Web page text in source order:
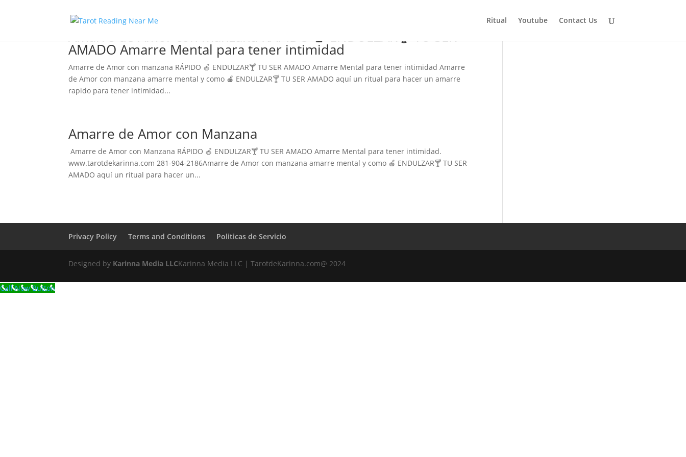
Ritual Youtube Contact Us
Amarre de Amor con manzana RÁPIDO 🍎 ENDULZAR🍸 TU SER
AMADO Amarre Mental para tener intimidad
Amarre de Amor con manzana RÁPIDO 🍎 ENDULZAR🍸 TU SER AMADO Amarre Mental para tener intimidad Amarre
de Amor con manzana amarre mental y como 🍎 ENDULZAR🍸 TU SER AMADO aquí un ritual para hacer un amarre
rapido para tener intimidad...
Amarre de Amor con Manzana
Amarre de Amor con Manzana RÁPIDO 🍎 ENDULZAR🍸 TU SER AMADO Amarre Mental para tener intimidad.
www.tarotdekarinna.com 281-904-2186Amarre de Amor con manzana amarre mental y como 🍎 ENDULZAR🍸 TU SER
AMADO aquí un ritual para hacer un...
Privacy Policy Terms and Conditions Politicas de Servicio
Karinna Media LLC | TarotdeKarinna.com@ 2024
Designed by Karinna Media LLC
Call Now Button